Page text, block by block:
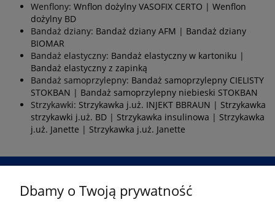
Wenflony: Wnflon dożylny VASOFIX CERTO | Wenflon
dożylny BD
Bandaż dziany: Bandaż dziany AFM | Bandaż dziany
BIOMAR
Bandaż elastyczny: Bandaż elastyczny w kartoniku |
Bandaż elastyczny z zapinką
Bandaż samoprzylepny: Bandaż samoprzylepny CIELISTY
STOKBAN | Bandaż samoprzylepny niebieski STOKBAN
Strzykawki: Strzykawka j.uż. INJEKT BBRAUN | Strzykawka
strzykawki j.uż. BD | Strzykawka insulinowa | Strzykawka
j.uż. Janette | Strzykawka j.uż. Janette
Przejdź
Dbamy o Twoją prywatność